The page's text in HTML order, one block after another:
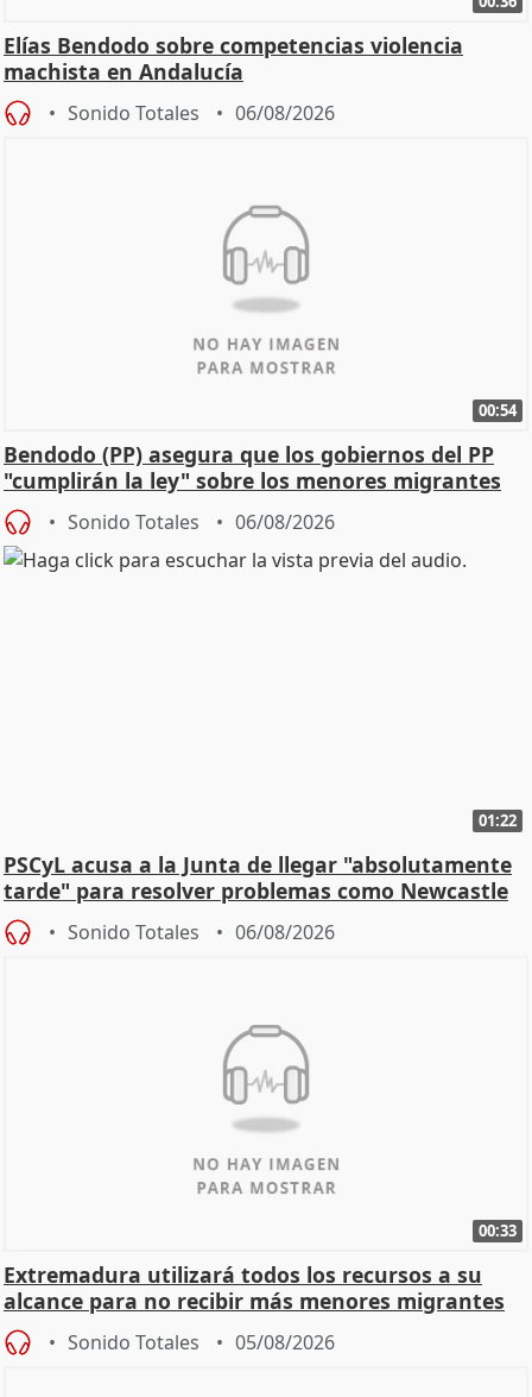
Elías Bendodo sobre competencias violencia
machista en Andalucía
Sonido Totales 06/08/2026
00:54
Bendodo (PP) asegura que los gobiernos del PP
"cumplirán la ley" sobre los menores migrantes
Sonido Totales 06/08/2026
01:22
PSCyL acusa a la Junta de llegar "absolutamente
tarde" para resolver problemas como Newcastle
Sonido Totales 06/08/2026
00:33
Extremadura utilizará todos los recursos a su
alcance para no recibir más menores migrantes
Sonido Totales 05/08/2026